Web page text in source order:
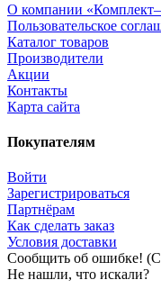
О компании
Пользовательское
Каталог товаров
Производители
Акции
Контакты
Карта сайта
Покупателям
Войти
Зарегистрироваться
Партнёрам
Как сделать заказ
Условия доставки
Сообщить об ошибке!
Не нашли, что искали?